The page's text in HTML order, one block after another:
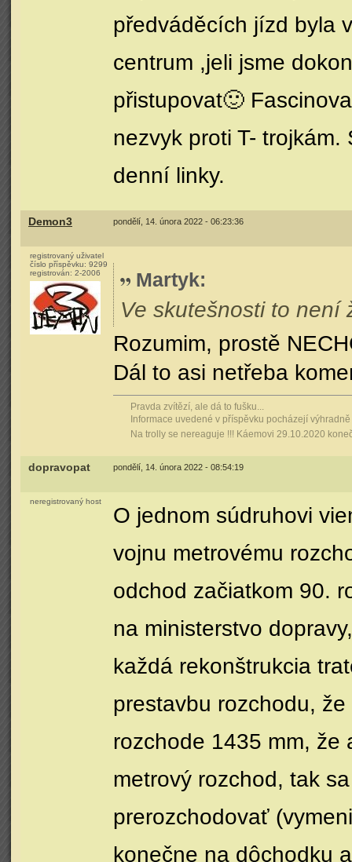
předváděcích jízd byla
centrum ,jeli jsme
přistupovat🙂
nezvyk proti T-
denní linky.
Demon3 pondělí, 14. února 2022 - 06:23:36
registrovaný uživatel
číslo příspěvku: 9299
registrován: 2-2006 Martyk:
Ve skutešnosti to není
Rozumim, prostě
Dál to asi netřeba
Pravda zvítězí, ale dá to fušku...
Informace uvedené v příspěvku pocházejí
Na trolly se nereaguje !!! Káemovi 29.10.2020
dopravopat pondělí, 14. února 2022 - 08:54:19
neregistrovaný host
O jednom súdruhovi
vojnu metrovému
odchod začiatkom 90.
na ministerstvo
každá rekonštrukcia
prestavbu rozchodu,
rozchode 1435 mm, že
metrový rozchod, tak
prerozchodovať
konečne na dôchodku